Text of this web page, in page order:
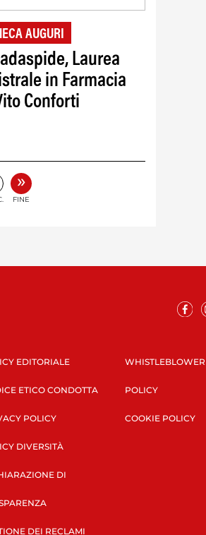
AUGURI
Laurea
in Farmacia
Conforti
»
FINE
EDITORIALE
ETICO CONDOTTA
POLICY
DIVERSITÀ
DI
DEI RECLAMI
WHISTLEBLOWER
POLICY
COOKIE POLICY